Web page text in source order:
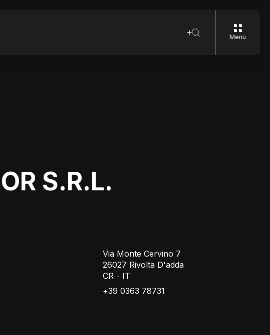
Menu
S.R.L.
Via Monte Cervino 7
26027 Rivolta D'adda
CR - IT
+39 0363 78731